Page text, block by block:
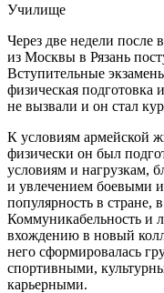
Училище
Через две недели после
из Москвы в Рязань
Вступительные
физическая подготовка
не вызвали и он стал
К условиям армейской
физически он был
условиям и нагрузкам,
и увлечением боевыми
популярность в стране,
Коммуникабельность и
вхождению в новый
него сформировалась
спортивными,
карьерными.